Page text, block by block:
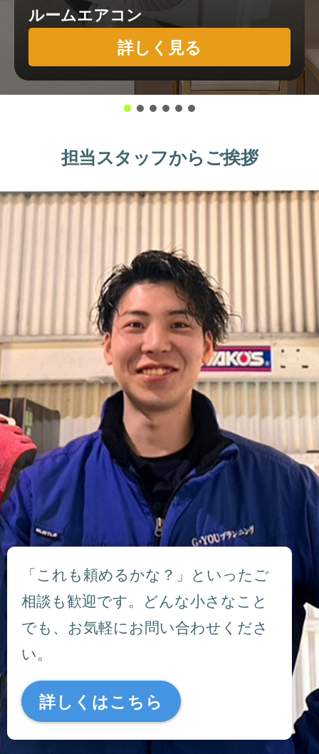
ルームエアコン
詳しく見る
担当スタッフからご挨拶
「これも頼めるかな？」といったご
相談も歓迎です。どんな小さなこと
でも、お気軽にお問い合わせくださ
い。
詳しくはこちら